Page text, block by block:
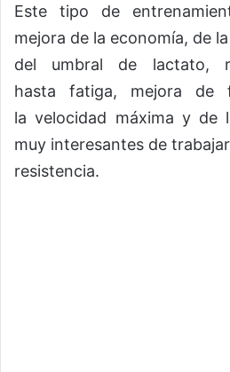
Este tipo de
mejora de la economía, de
del umbral de lactato,
hasta fatiga, mejora de
la velocidad máxima y de
muy interesantes de
resistencia.